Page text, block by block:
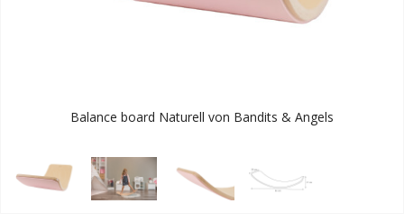
Balance board Naturell von Bandits & Angels